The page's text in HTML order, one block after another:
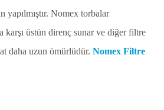
yapılmıştır. Nomex torbalar
karşı üstün direnç sunar ve diğer filtre
daha uzun ömürlüdür. Nomex Filtre